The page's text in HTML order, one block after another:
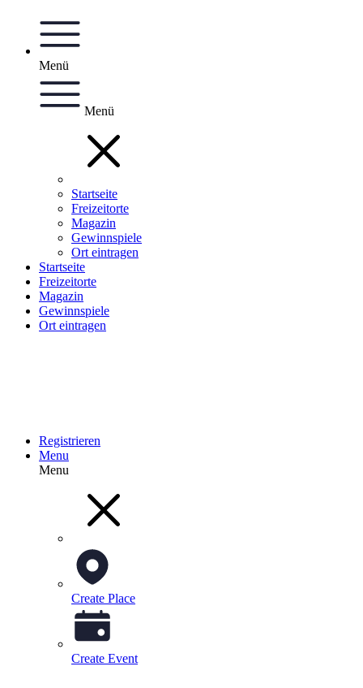
Menü
Menü
Startseite
Freizeitorte
Magazin
Gewinnspiele
Ort eintragen
Startseite
Freizeitorte
Magazin
Gewinnspiele
Ort eintragen
Registrieren
Menu
Menu
Create Place
Create Event